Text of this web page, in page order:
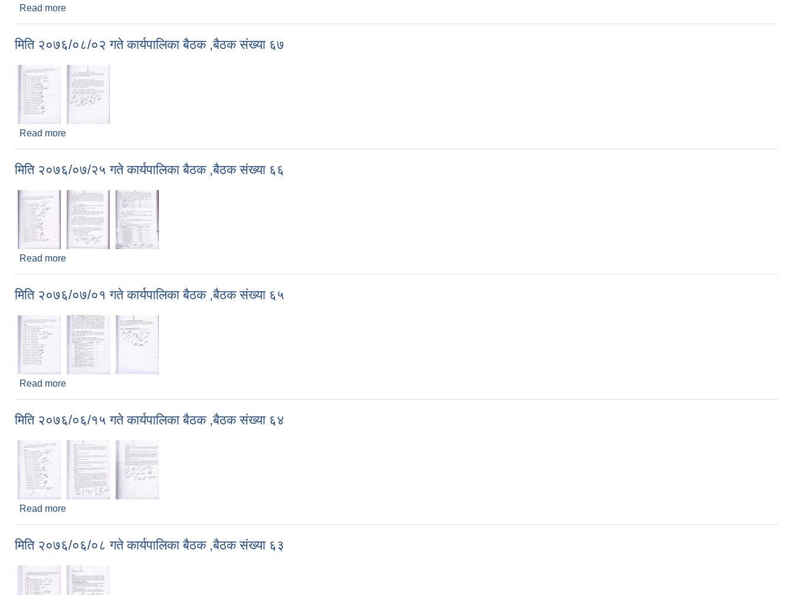
Read more
मिति २०७६/०८/०२ गते कार्यपालिका बैठक ,बैठक संख्या ६७
Read more
मिति २०७६/०७/२५ गते कार्यपालिका बैठक ,बैठक संख्या ६६
Read more
मिति २०७६/०७/०१ गते कार्यपालिका बैठक ,बैठक संख्या ६५
Read more
मिति २०७६/०६/१५ गते कार्यपालिका बैठक ,बैठक संख्या ६४
Read more
मिति २०७६/०६/०८ गते कार्यपालिका बैठक ,बैठक संख्या ६३